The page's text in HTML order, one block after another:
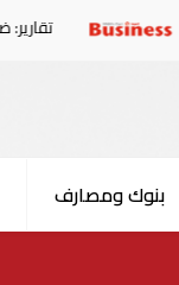
تقارير: ضغوط الحرس
بنوك ومصارف